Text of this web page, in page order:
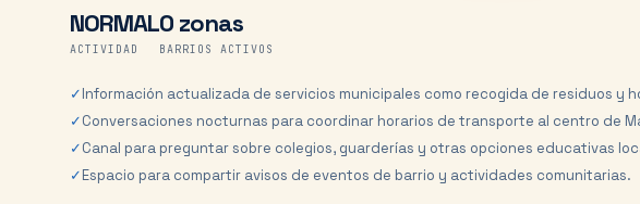
NORMAL
ACTIVIDAD
0 zonas
BARRIOS ACTIVOS
✓Información actualizada de servicios municipales como recogida de residuos y
✓Conversaciones nocturnas para coordinar horarios de transporte al centro de
✓Canal para preguntar sobre colegios, guarderías y otras opciones educativas
✓Espacio para compartir avisos de eventos de barrio y actividades comunitarias.